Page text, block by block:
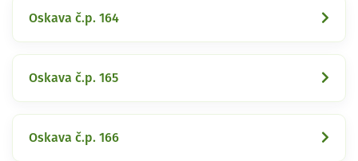
Oskava č.p. 164
Oskava č.p. 165
Oskava č.p. 166